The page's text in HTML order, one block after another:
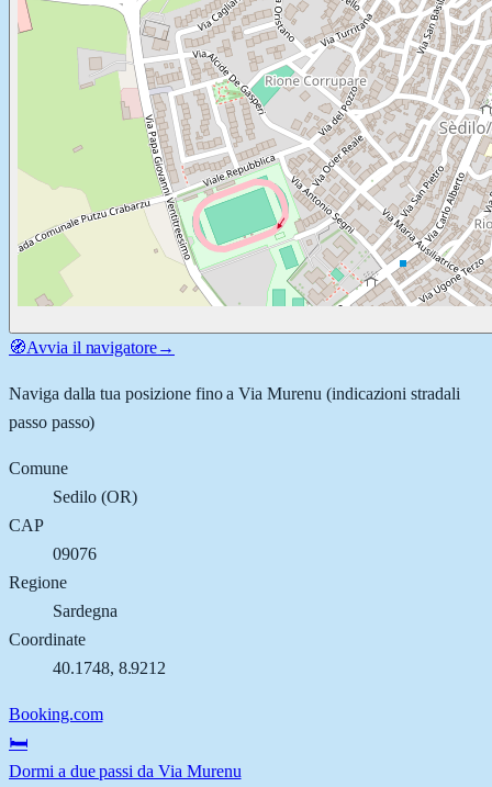
🧭Avvia il navigatore→
Naviga dalla tua posizione fino aVia Murenu (indicazioni stradali
passo passo)
Comune
Sedilo(OR)
CAP
09076
Regione
Sardegna
Coordinate
40.1748, 8.9212
Booking.com
🛏️
Dormi a due passi da Via Murenu